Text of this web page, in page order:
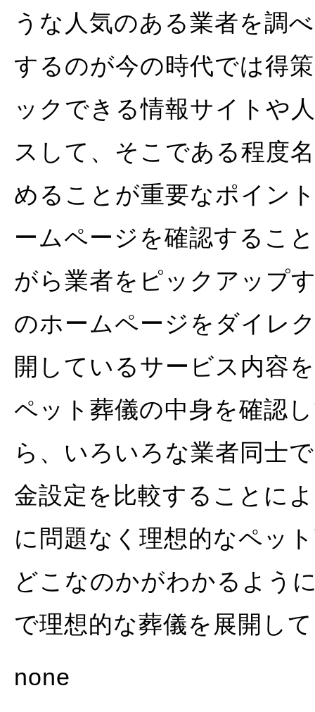
うな人気のある業者を調
するのが今の時代では得
ックできる情報サイトや
スして、そこである程度
めることが重要なポイン
ームページを確認するこ
がら業者をピックアップ
のホームページをダイレ
開しているサービス内容
ペット葬儀の中身を確認
ら、いろいろな業者同士
金設定を比較することに
に問題なく理想的なペッ
どこなのかがわかるよう
で理想的な葬儀を展開し
none